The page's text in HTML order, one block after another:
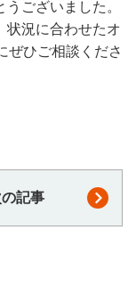
ございました。
状況に合わせたオ
ぜひご相談くださ
記事